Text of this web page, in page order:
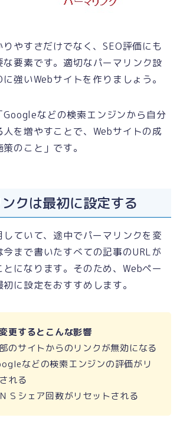
やすさだけでなく、SEO評価にも
要素です。適切なパーマリンク設
強いWebサイトを作りましょう。
Googleなどの検索エンジンから自分
を増やすことで、Webサイトの成
のこと」です。
クは最初に設定する
ていて、途中でパーマリンクを変
まで書いたすべての記事のURLが
になります。そのため、Webペー
に設定をおすすめします。
更するとこんな影響
のサイトからのリンクが無効になる
などの検索エンジンの評価がリ
れる
Ｓシェア回数がリセットされる